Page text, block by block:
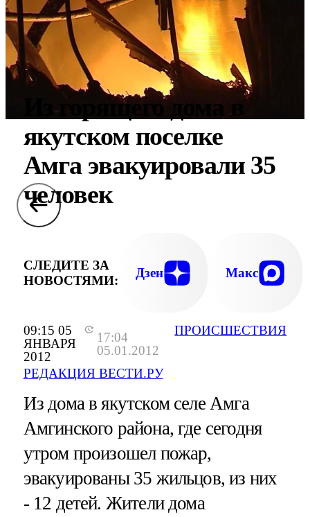
09:15 05
ЯНВАРЯ
2012
17:04
05.01.2012
РЕДАКЦИЯ ВЕСТИ.РУ
ПРОИСШЕСТВИЯ
Из горящего дома в
якутском поселке
Амга эвакуировали 35
человек
СЛЕДИТЕ ЗА
НОВОСТЯМИ:
Дзен Макс
Из дома в якутском селе Амга
Амгинского района, где сегодня
утром произошел пожар,
эвакуированы 35 жильцов, из них
- 12 детей. Жители дома